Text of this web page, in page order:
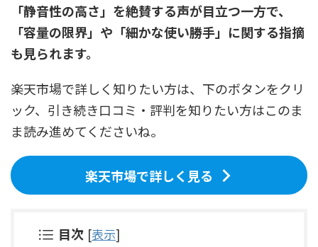
「静音性の高さ」 を絶賛する声が目立つ一方で、
「容量の限界」 や 「細かな使い勝手」 に関する指摘
も見られます。
楽天市場で詳しく知りたい方は、下のボタンをクリ
ック、引き続き口コミ・評判を知りたい方はこのま
ま読み進めてくださいね。
楽天市場で詳しく見る
目次 [表示]